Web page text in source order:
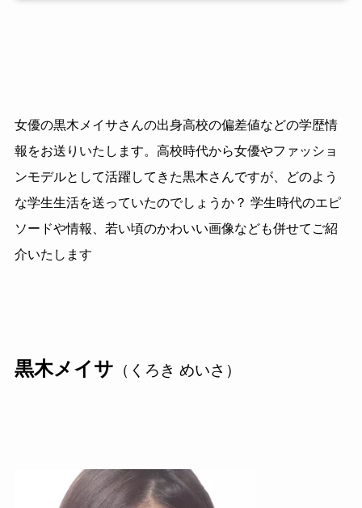
女優の黒木メイサさんの出身高校の偏差値などの学歴情
報をお送りいたします。高校時代から女優やファッショ
ンモデルとして活躍してきた黒木さんですが、どのよう
な学生生活を送っていたのでしょうか？ 学生時代のエピ
ソードや情報、若い頃のかわいい画像なども併せてご紹
介いたします
黒木メイサ （くろき めいさ）